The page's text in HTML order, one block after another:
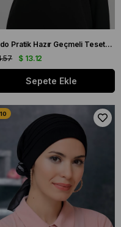
Bordo Pratik Hazır Geçmeli Tesettür Bone Sandy Pileli Salaş 2121_16
$ 13.12
Sepete Ekle